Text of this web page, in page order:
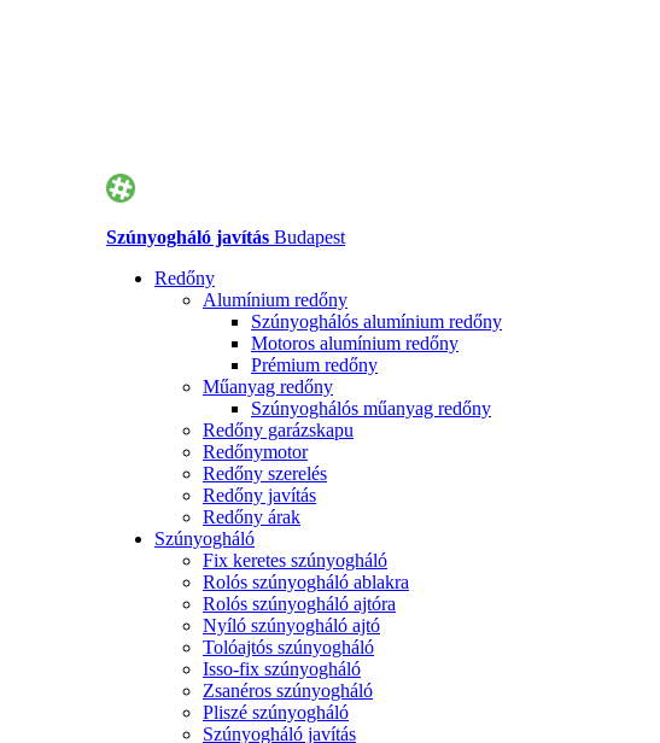
Szúnyogháló javítás Budapest
Redőny
Alumínium redőny
Szúnyoghálós alumínium redőny
Motoros alumínium redőny
Prémium redőny
Műanyag redőny
Szúnyoghálós műanyag redőny
Redőny garázskapu
Redőnymotor
Redőny szerelés
Redőny javítás
Redőny árak
Szúnyogháló
Fix keretes szúnyogháló
Rolós szúnyogháló ablakra
Rolós szúnyogháló ajtóra
Nyíló szúnyogháló ajtó
Tolóajtós szúnyogháló
Isso-fix szúnyogháló
Zsanéros szúnyogháló
Pliszé szúnyogháló
Szúnyogháló javítás